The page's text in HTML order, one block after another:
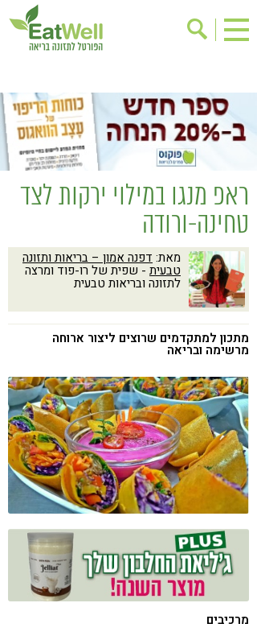
בישול בריא
אינדקס עסקים
ריפוי ומניעת מחלות
בריאות האישה
מתכוני בריאות
אירועים
שינוי תזונתי
גישות בתזונה
ניקוי רעלים
מזונות על
ילדים
תזונה וספורט
רגישות לגלוטן
טעים להכיר
קורונה
טבעונות
ראפ מנגו במילוי ירקות לצד
טחינה-ורודה
מאת: דפנה אמון – בריאות ותזונה
טבעית - שפית של רו-פוד ומרצה
לתזונה ובריאות טבעית
מתכון למתקדמים שרוצים ליצור ארוחה
מרשימה ובריאה
מרכיבים